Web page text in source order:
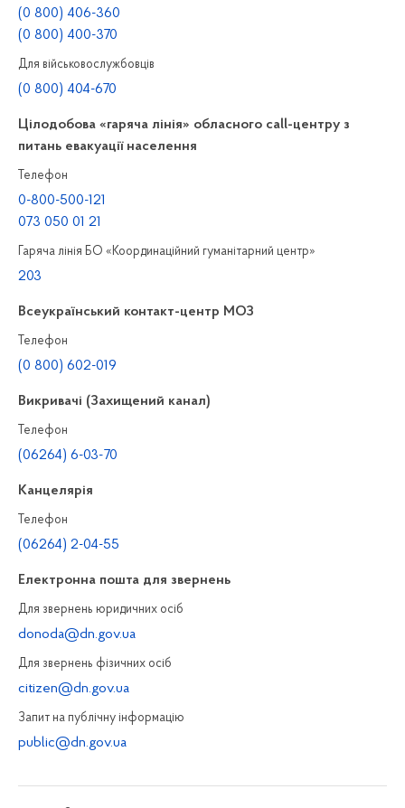
(0 800) 406-360
(0 800) 400-370
Для військовослужбовців
(0 800) 404-670
Цілодобова «гаряча лінія» обласного call-центру з
питань евакуації населення
Телефон
0-800-500-121
073 050 01 21
Гаряча лінія БО «Координаційний гуманітарний центр»
203
Всеукраїнський контакт-центр МОЗ
Телефон
(0 800) 602-019
Викривачі (Захищений канал)
Телефон
(06264) 6-03-70
Канцелярiя
Телефон
(06264) 2-04-55
Електронна пошта для звернень
Для звернень юридичних осiб
donoda@dn.gov.ua
Для звернень фізичних осiб
citizen@dn.gov.ua
Запит на публiчну інформацiю
public@dn.gov.ua